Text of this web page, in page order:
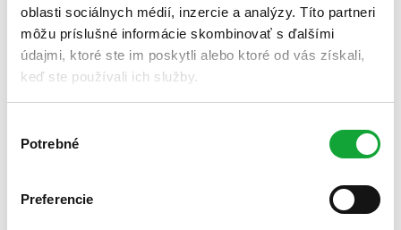
oblasti sociálnych médií, inzercie a analýzy. Títo partneri
môžu príslušné informácie skombinovať s ďalšími
údajmi, ktoré ste im poskytli alebo ktoré od vás získali,
keď ste používali ich služby.
súhlasu
Potrebné
Preferencie